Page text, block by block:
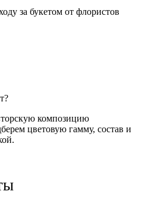
за букетом от флористов
композицию
цветовую гамму, состав и